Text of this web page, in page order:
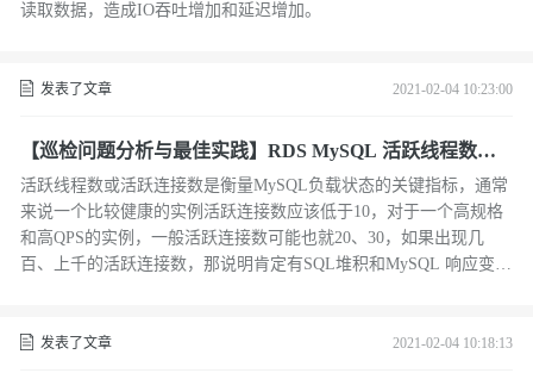
读取数据，造成IO吞吐增加和延迟增加。
发表了文章 2021-02-04 10:23:00
【巡检问题分析与最佳实践】RDS MySQL 活跃线程数高
问题
活跃线程数或活跃连接数是衡量MySQL负载状态的关键指标，通常
来说一个比较健康的实例活跃连接数应该低于10，对于一个高规格
和高QPS的实例，一般活跃连接数可能也就20、30，如果出现几
百、上千的活跃连接数，那说明肯定有SQL堆积和MySQL 响应变
发表了文章 2021-02-04 10:18:13